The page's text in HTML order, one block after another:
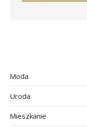
Moda
Uroda
Mieszkanie